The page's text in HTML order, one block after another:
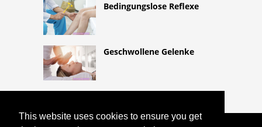
This website uses cookies to ensure you get
Bedingungslose Reflexe
Geschwollene Gelenke